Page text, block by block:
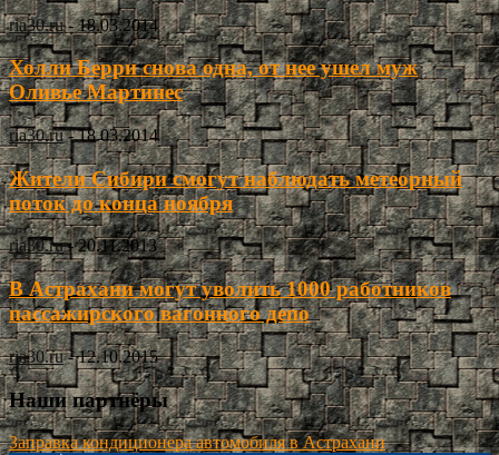
ria30.ru - 18.03.2014
Холли Берри снова одна, от нее ушел муж
Оливье Мартинес
ria30.ru - 18.03.2014
Жители Сибири смогут наблюдать метеорный
поток до конца ноября
ria30.ru - 20.11.2013
В Астрахани могут уволить 1000 работников
пассажирского вагонного депо
ria30.ru - 12.10.2015
Наши партнёры
Заправка кондиционера автомобиля в Астрахани